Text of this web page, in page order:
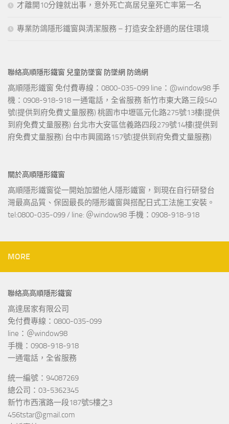
才離開10分鐘就出事，意外死亡高居兒童死亡率第一名
專業防鴿隱形鐵窗與清潔服務 – 打造安全舒適的居住環境
聯絡高順隱形鐵窗 兒童防墜窗 防墜網 防鴿網
高順隱形鐵窗 免付費專線：0800-035-099 line：@window98 手
機：0908-918-918 一通電話，全省服務 新竹市東大路三段540
號(提供到府免費丈量服務) 桃園市中壢區元化路275號13樓(提供
到府免費丈量服務) 台北市大安區信義路四段279號14樓(提供到
府免費丈量服務) 台中市興國路157號(提供到府免費丈量服務)
關於高順隱形鐵窗
高順隱形鐵窗從一開始加盟他人隱形鐵窗，到現在自行研發台
灣最高品質、保固最長的隱形鐵窗與搭配日式工法施工安裝。
tel:0800-035-099 / line: ＠window98 手機：0908-918-918
MORE
聯絡高高順隱形鐵窗
高達居家有限公司
免付費專線：0800-035-099
line：＠window98
手機：0908-918-918
一通電話，全省服務
統一編號：94087269
總公司：03-5362345
新竹市西濱路一段187號5樓之3
456tstar@gmail.com